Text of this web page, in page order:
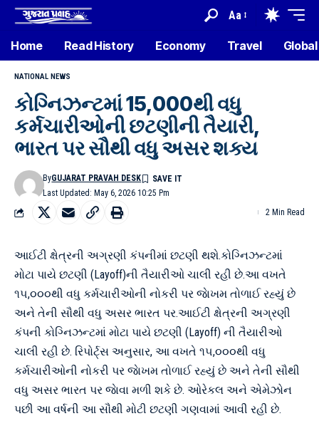
Aa
Home Read History Economy Travel
NATIONAL NEWS
કોગ્નિઝન્ટમાં 15,000થી વધુ
કર્મચારીઓની છટણીની તૈયારી,
ભારત પર સૌથી વધુ અસર શક્ય
Last Updated: May 6, 2026 10:25 Pm
ByGUJARAT PRAVAH DESK
2 Min Read
આઈટી ક્ષેત્રની અગ્રણી કંપનીમાં છટણી થશે.કોગ્નિઝન્ટમાં
મોટા પાયે છટણી (Layoff)ની તૈયારીઓ ચાલી રહી છે.આ વખતે
૧૫,૦૦૦થી વધુ કર્મચારીઓની નોકરી પર જાેખમ તોળાઈ રહ્યું છે
અને તેની સૌથી વધુ અસર ભારત પર.આઈટી ક્ષેત્રની અગ્રણી
કંપની કોગ્નિઝન્ટમાં મોટા પાયે છટણી (Layoff) ની તૈયારીઓ
ચાલી રહી છે. રિપોર્ટ્સ અનુસાર, આ વખતે ૧૫,૦૦૦થી વધુ
કર્મચારીઓની નોકરી પર જાેખમ તોળાઈ રહ્યું છે અને તેની સૌથી
વધુ અસર ભારત પર જાેવા મળી શકે છે. ઓરેકલ અને એમેઝોન
પછી આ વર્ષની આ સૌથી મોટી છટણી ગણવામાં આવી રહી છે.